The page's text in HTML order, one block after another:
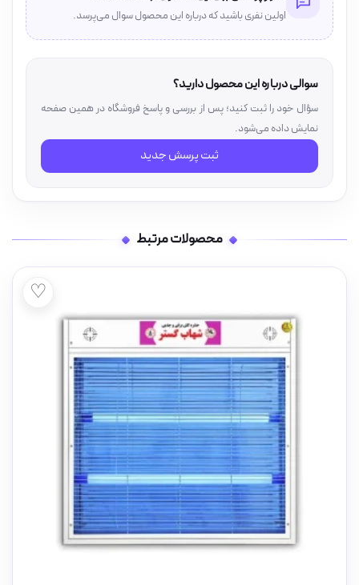
اولین نفری باشید که درباره این محصول سوال می‌پرسد.
سوالی درباره این محصول دارید؟
سؤال خود را ثبت کنید؛ پس از بررسی و پاسخ فروشگاه در همین صفحه
نمایش داده می‌شود.
ثبت پرسش جدید
محصولات مرتبط
♡